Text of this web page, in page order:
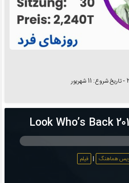
هماهنگ | فیلم